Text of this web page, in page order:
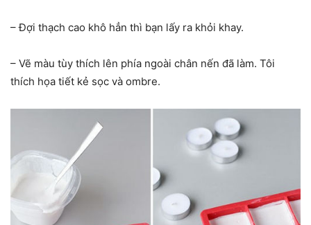
– Đợi thạch cao khô hẳn thì bạn lấy ra khỏi khay.
– Vẽ màu tùy thích lên phía ngoài chân nến đã làm. Tôi
thích họa tiết kẻ sọc và ombre.